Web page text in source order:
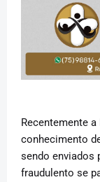
Recentemente
conhecimento
sendo enviados
fraudulento se